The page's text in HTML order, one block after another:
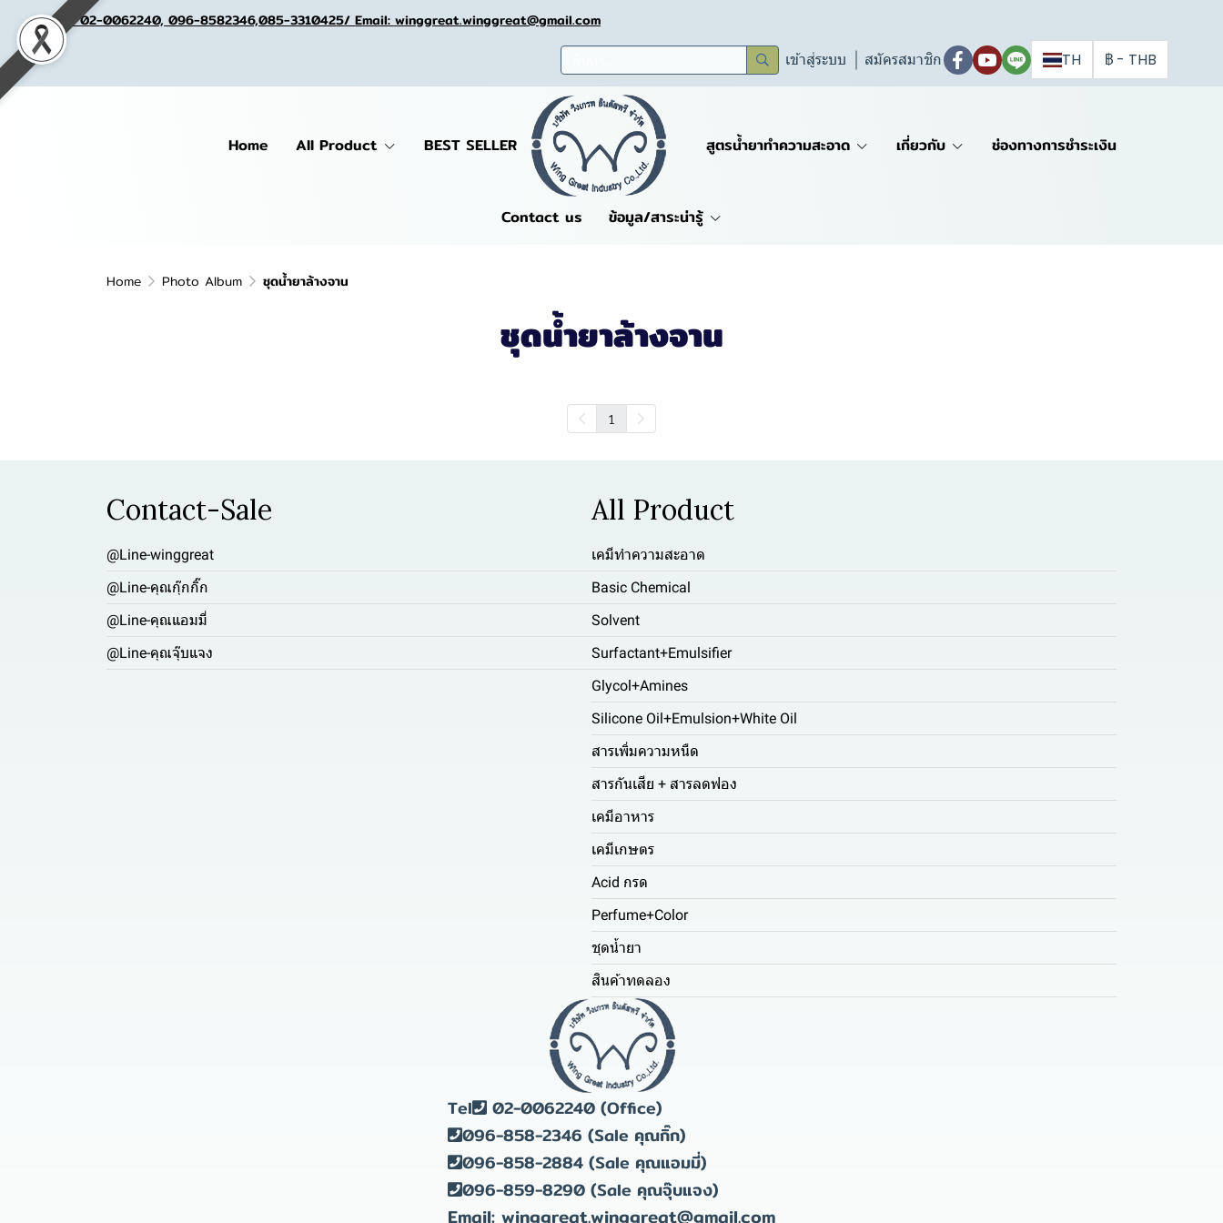
Tel. 02-0062240, 096-8582346,085-3310425/ Email: winggreat.winggreat@gmail.com
เข้าสู่ระบบ สมัครสมาชิก TH ฿ - THB
Home All Product BEST SELLER สูตรน้ำยาทำความสะอาด เกี่ยวกับ ช่องทางการชำระเงิน
Contact us ข้อมูล/สาระน่ารู้
Home Photo Album ชุดน้ำยาล้างจาน
ชุดน้ำยาล้างจาน
1
Contact-Sale
@Line-winggreat
@Line-คุณกุ๊กกิ๊ก
@Line-คุณแอมมี่
@Line-คุณจุ๊บแจง
All Product
เคมีทำความสะอาด
Basic Chemical
Solvent
Surfactant+Emulsifier
Glycol+Amines
Silicone Oil+Emulsion+White Oil
สารเพิ่มความหนืด
สารกันเสีย + สารลดฟอง
เคมีอาหาร
เคมีเกษตร
Acid กรด
Perfume+Color
ชุดน้ำยา
สินค้าทดลอง
Tel 02-0062240 (Office)
096-858-2346 (Sale คุณกิ๊ก)
096-858-2884 (Sale คุณแอมมี่)
096-859-8290 (Sale คุณจุ๊บแจง)
Email: winggreat.winggreat@gmail.com